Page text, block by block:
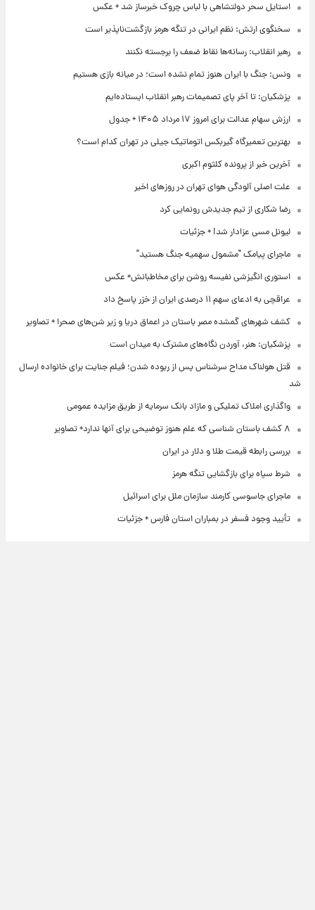
استایل سحر دولتشاهی با لباس چروک خبرساز شد + عکس
سخنگوی ارتش: نظم ایرانی در تنگه هرمز بازگشت‌ناپذیر است
رهبر انقلاب: رسانه‌ها نقاط ضعف را برجسته نکنند
ونس: جنگ با ایران هنوز تمام نشده است؛ در میانه بازی هستیم
پزشکیان: تا آخر پای تصمیمات رهبر انقلاب ایستاده‌ایم
ارزش سهام عدالت برای امروز ۱۷ مرداد ۱۴۰۵ + جدول
بهترین تعمیرگاه گیربکس اتوماتیک جیلی در تهران کدام است؟
آخرین خبر از پرونده کلثوم اکبری
علت اصلی آلودگی هوای تهران در روزهای اخیر
رضا شکاری از تیم جدیدش رونمایی کرد
لیونل مسی عزادار شد! + جزئیات
ماجرای پیامک "مشمول سهمیه جنگ هستید"
استوری انگیزشی نفیسه روشن برای مخاطبانش+ عکس
عراقچی به ادعای سهم ۱۱ درصدی ایران از خزر پاسخ داد
کشف شهرهای گمشده مصر باستان در اعماق دریا و زیر شن‌های صحرا + تصاویر
پزشکیان: هنر، آوردن نگاه‌های مشترک به میدان است
قتل هولناک مداح سرشناس پس از ربوده شدن؛ فیلم جنایت برای خانواده ارسال
شد
واگذاری املاک تملیکی و مازاد بانک سرمایه از طریق مزایده عمومی
۸ کشف باستان شناسی که علم هنوز توضیحی برای آنها ندارد+ تصاویر
بررسی رابطه قیمت طلا و دلار در ایران
شرط سپاه برای بازگشایی تنگه هرمز
ماجرای جاسوسی کارمند سازمان ملل برای اسرائیل
تأیید وجود فسفر در بمباران استان فارس + جزئیات